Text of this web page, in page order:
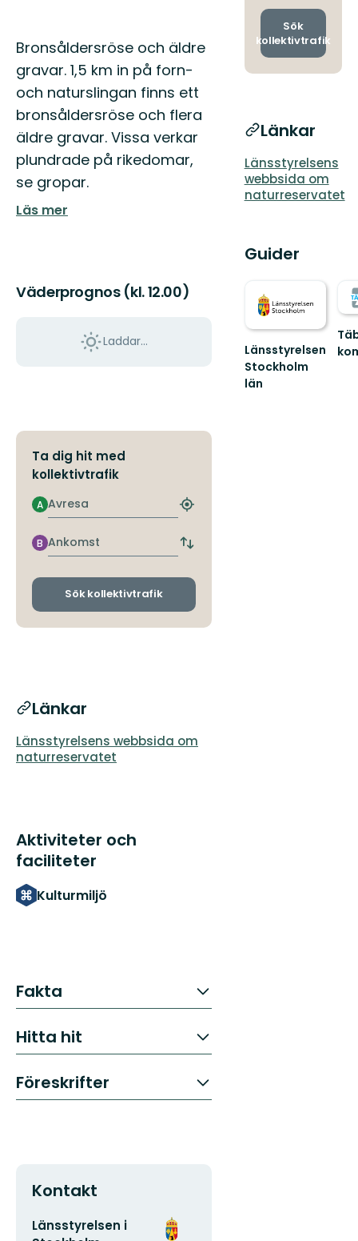
Beskrivning
Bronsåldersröse och äldre
gravar. 1,5 km in på forn-
och naturslingan finns ett
bronsåldersröse och flera
äldre gravar. Vissa verkar
plundrade på rikedomar,
se gropar.
Läs mer
Väderprognos (kl. 12.00)
Laddar...
Ta dig hit med
kollektivtrafik
Avresa
A
Hitta
hållplats
Ankomst
B
Byt
och
Sök kollektivtrafik
Länkar
Länsstyrelsens webbsida om
naturreservatet
Aktiviteter och
faciliteter
Kulturmiljö
Fakta
Hitta hit
Föreskrifter
Kontakt
E-
Länsstyrelsen i
Organisationens
och
Sök
kollektivtrafik
Länkar
Länsstyrelsens
webbsida om
naturreservatet
Guider
Länsstyrelsen
Stockholm
län